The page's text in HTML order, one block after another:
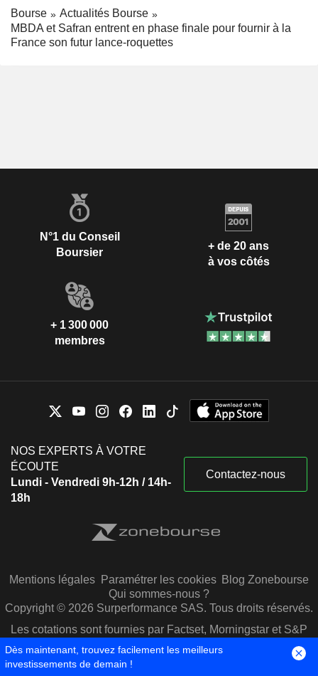
Bourse
Actualités Bourse
MBDA et Safran entrent en phase finale pour fournir à la
France son futur lance-roquettes
N°1 du Conseil
Boursier
+ de 20 ans
à vos côtés
+ 1 300 000
membres
NOS EXPERTS À VOTRE
ÉCOUTE
Lundi - Vendredi 9h-12h / 14h-
18h
Contactez-nous
Mentions légales Paramétrer les cookies Blog Zonebourse
Qui sommes-nous ?
Copyright © 2026 Surperformance SAS. Tous droits réservés.
Les cotations sont fournies par Factset, Morningstar et S&P
Capital IQ
Dès maintenant, trouvez facilement les meilleurs
investissements de demain !